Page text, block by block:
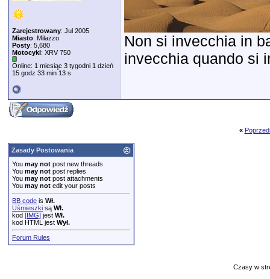
Zarejestrowany: Jul 2005
Miasto: Milazzo
Posty: 5,680
Motocykl: XRV 750
Online: 1 miesiąc 3 tygodni 1 dzień
15 godz 33 min 13 s
Non si invecchia in
invecchia quando si
«
Zasady Postowania
You may not post new threads
You may not post replies
You may not post attachments
You may not edit your posts
BB code is Wł.
Uśmieszki są Wł.
kod [IMG] jest Wł.
kod HTML jest Wył.
Forum Rules
Czasy w